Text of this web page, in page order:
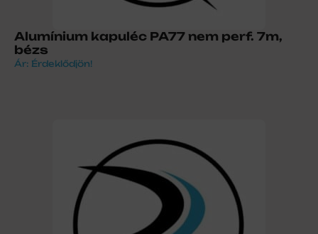
Alumínium kapuléc PA77 nem perf. 7m,
bézs
Ár: Érdeklődjön!